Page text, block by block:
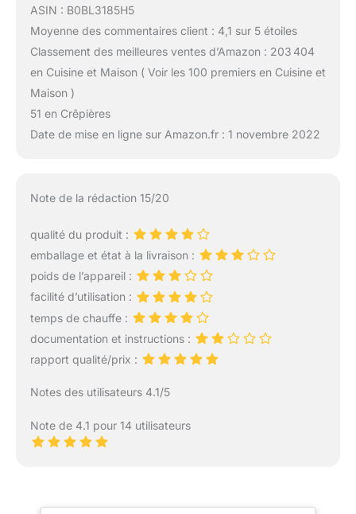
ASIN : B0BL3185H5
Moyenne des commentaires client : 4,1 sur 5 étoiles
Classement des meilleures ventes d’Amazon : 203 404
en Cuisine et Maison ( Voir les 100 premiers en Cuisine et
Maison )
51 en Crêpières
Date de mise en ligne sur Amazon.fr : 1 novembre 2022
Note de la rédaction 15/20
qualité du produit :
emballage et état à la livraison :
poids de l’appareil :
facilité d’utilisation :
temps de chauffe :
documentation et instructions :
rapport qualité/prix :
Notes des utilisateurs 4.1/5
Note de 4.1 pour 14 utilisateurs